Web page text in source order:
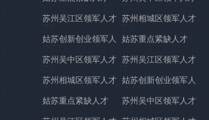
申报
苏州吴江区领军人才
申报
苏州相城区领军人才
申报
姑苏创新创业领军人
才申报
姑苏重点紧缺人才
苏州吴中区领军人才
申报
苏州吴江区领军人才
申报
苏州相城区领军人才
申报
姑苏创新创业领军人
才申报
姑苏重点紧缺人才
苏州吴中区领军人才
申报